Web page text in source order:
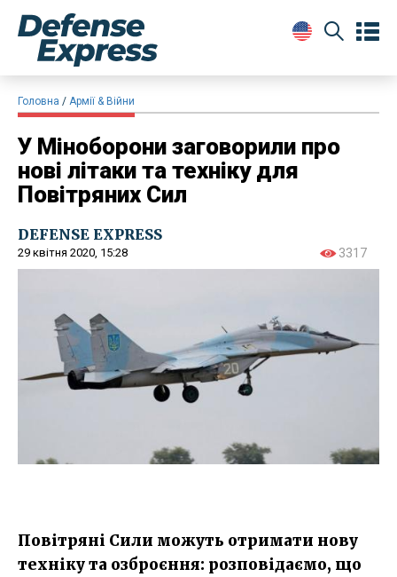
Головна Армії & Війни
У Міноборони заговорили про
нові літаки та техніку для
Повітряних Сил
DEFENSE EXPRESS
29 квітня 2020, 15:28 3317
Повітряні Сили можуть отримати нову
техніку та озброєння: розповідаємо, що